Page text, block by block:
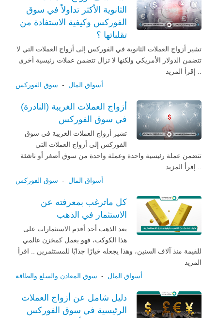
الثانوية الأكثر تداولاً في سوق
الفوركس وكيفية الاستفادة من
تقلباتها ؟
تشير أزواج العملات الثانوية في الفوركس إلى أزواج العملات التي لا
تتضمن الدولار الأمريكي ولكنها لا تزال تتضمن عملات رئيسية أخرى
.. إقرأ المزيد
أسواق المال - سوق الفوركس
أزواج العملات الغريبة (النادرة)
في سوق الفوركس
تشير أزواج العملات الغريبة في سوق
الفوركس إلى أزواج العملات التي
تتضمن عملة رئيسية واحدة وعملة واحدة من سوق أصغر أو ناشئة
.. إقرأ المزيد
أسواق المال - سوق الفوركس
كل ماترغب بمعرفته عن
الاستثمار في الذهب
يعد الذهب أحد أقدم الاستثمارات على
هذا الكوكب، فهو يعمل كمخزن عالمي
للقيمة منذ آلاف السنين، وهذا يجعله خيارًا جذابًا للمستثمرين .. اقرأ
المزيد
أسواق المال - سوق المعادن والسلع والطاقة
دليل شامل عن أزواج العملات
الرئيسية في سوق الفوركس